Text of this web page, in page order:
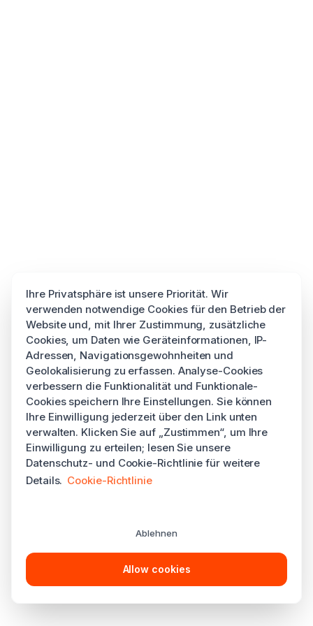
Ihre Privatsphäre ist unsere Priorität. Wir
verwenden notwendige Cookies für den Betrieb der
Website und, mit Ihrer Zustimmung, zusätzliche
Cookies, um Daten wie Geräteinformationen, IP-
Adressen, Navigationsgewohnheiten und
Geolokalisierung zu erfassen. Analyse-Cookies
verbessern die Funktionalität und Funktionale-
Cookies speichern Ihre Einstellungen. Sie können
Ihre Einwilligung jederzeit über den Link unten
verwalten. Klicken Sie auf „Zustimmen“, um Ihre
Einwilligung zu erteilen; lesen Sie unsere
Datenschutz- und Cookie-Richtlinie für weitere
Details. Cookie-Richtlinie
Ablehnen
Allow cookies